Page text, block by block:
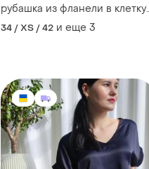
рубашка из фланели в клетку
🔥
34 / XS / 42 и еще 3